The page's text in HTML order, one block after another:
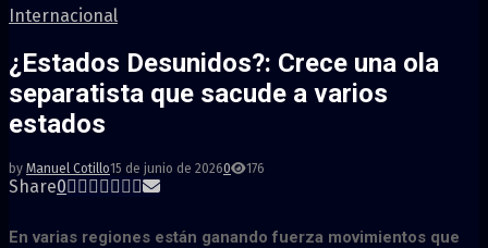
Internacional
¿Estados Desunidos?: Crece una ola
separatista que sacude a varios
estados
by Manuel Cotillo15 de junio de 20260 176
Share0
En varias regiones están ganando fuerza movimientos que